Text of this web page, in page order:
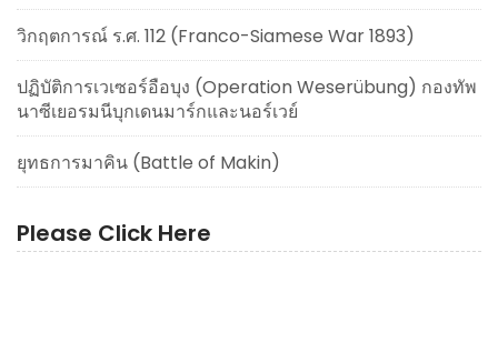
วิกฤตการณ์ ร.ศ. 112 (Franco-Siamese War 1893)
ปฏิบัติการเวเซอร์อือบุง (Operation Weserübung) กองทัพ
นาซีเยอรมนีบุกเดนมาร์กและนอร์เวย์
ยุทธการมาคิน (Battle of Makin)
Please Click Here